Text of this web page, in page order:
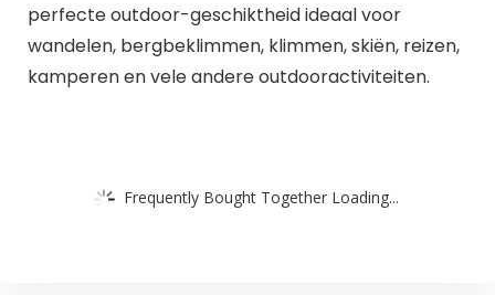
perfecte outdoor-geschiktheid ideaal voor
wandelen, bergbeklimmen, klimmen, skiën, reizen,
kamperen en vele andere outdooractiviteiten.
Frequently Bought Together Loading...